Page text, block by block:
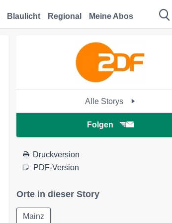
Blaulicht Regional Meine Abos
Alle Storys
Folgen
Druckversion
PDF-Version
Orte in dieser Story
Mainz